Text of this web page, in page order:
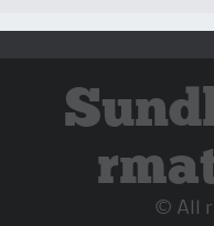
© All